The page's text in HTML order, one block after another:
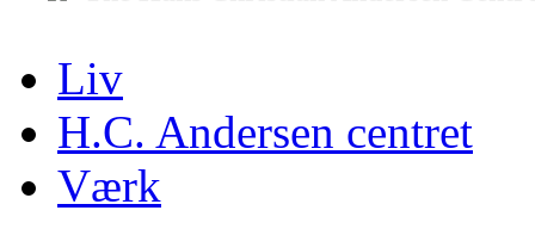
Liv
H.C. Andersen centret
Værk